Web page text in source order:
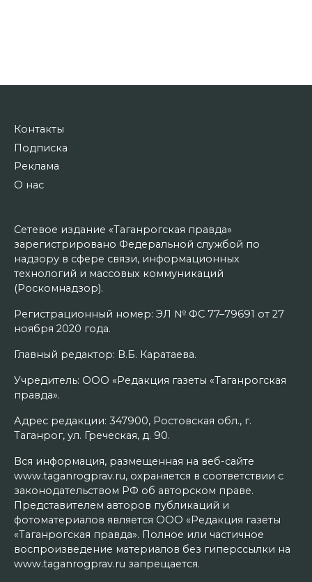
Контакты
Подписка
Реклама
О нас
Сетевое издание «Таганрогская правда»
зарегистрировано Федеральной службой по
надзору в сфере связи, информационных
технологий и массовых коммуникаций
(Роскомнадзор).
Регистрационный номер: ЭЛ № ФС 77–79691 от 27
ноября 2020 года.
Главный редактор: В.Б. Каратаева.
Учредитель: ООО «Редакция газеты «Таганрогская
правда».
Адрес редакции: 347900, Ростовская обл., г.
Таганрог, ул. Греческая, д. 90.
Вся информация, размещенная на веб-сайте
www.taganrogprav.ru, охраняется в соответствии с
законодательством РФ об авторском праве.
Представителем авторов публикаций и
фотоматериалов является ООО «Редакция газеты
«Таганрогская правда». Полное или частичное
воспроизведение материалов без гиперссылки на
www.taganrogprav.ru запрещается.